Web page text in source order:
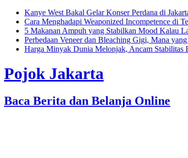
Kanye West Bakal Gelar Konser Perdana di
Cara Menghadapi Weaponized Incompetence di
5 Makanan Ampuh yang Stabilkan Mood Kalau
Perbedaan Veneer dan Bleaching Gigi, Mana
Harga Minyak Dunia Melonjak, Ancam Stabilitas
Pojok Jakarta
Baca Berita dan Belanja Online